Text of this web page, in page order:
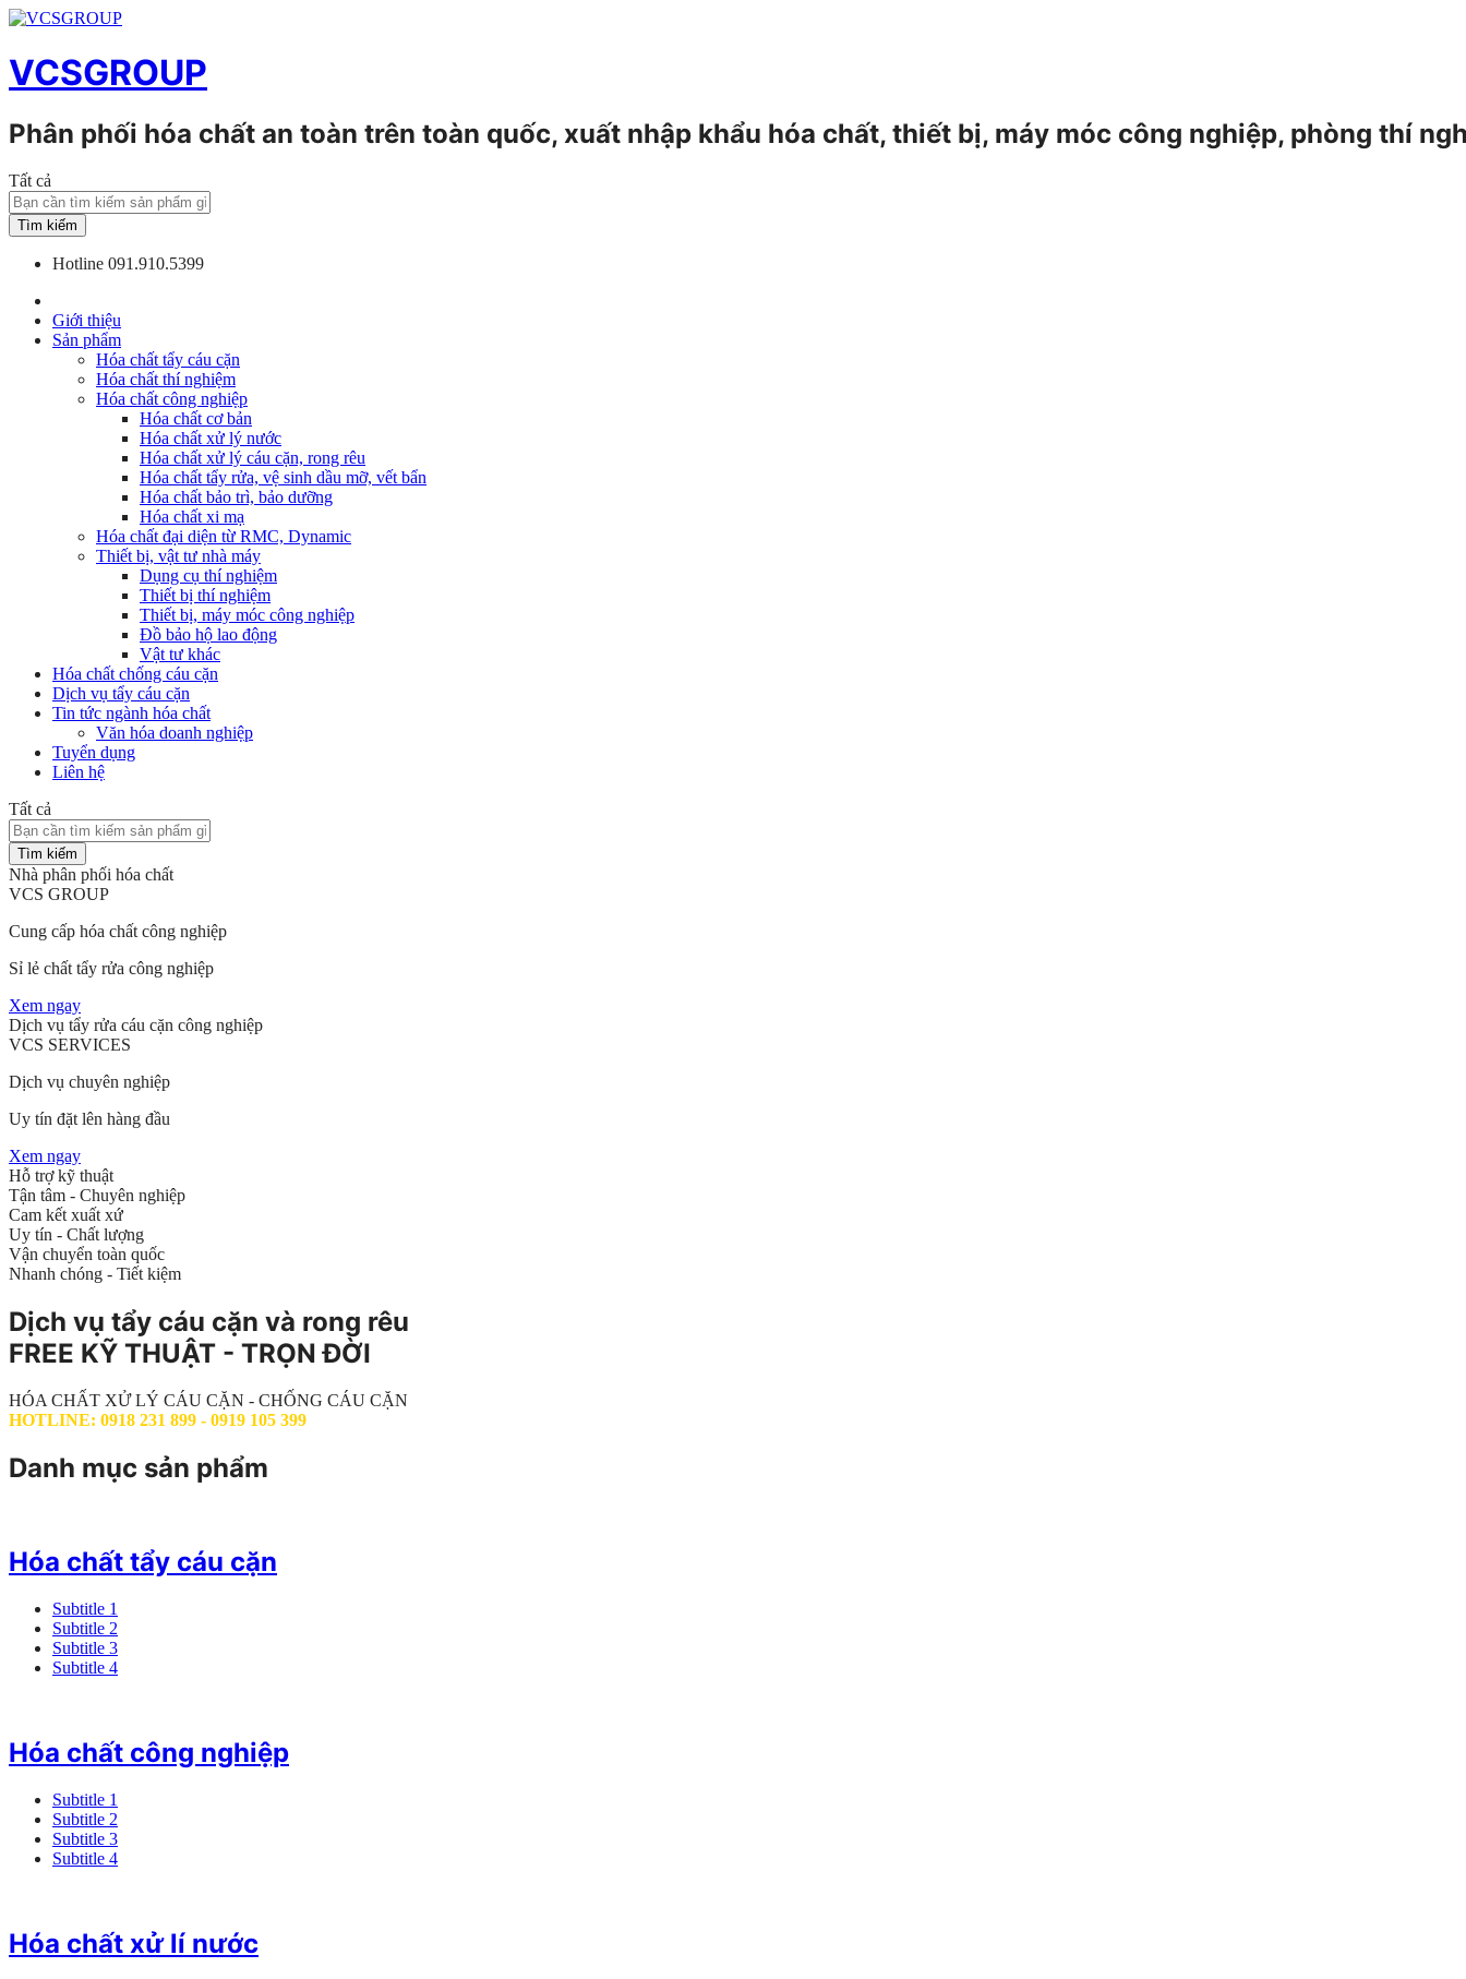
VCSGROUP
Phân phối hóa chất an toàn trên toàn quốc, xuất nhập khẩu hóa chất, thiết bị, máy móc công nghiệp, phòng thí
Tất cả
Tìm kiếm
Hotline 091.910.5399
Giới thiệu
Sản phẩm
Hóa chất tẩy cáu cặn
Hóa chất thí nghiệm
Hóa chất công nghiệp
Hóa chất cơ bản
Hóa chất xử lý nước
Hóa chất xử lý cáu cặn, rong rêu
Hóa chất tẩy rửa, vệ sinh dầu mỡ, vết bẩn
Hóa chất bảo trì, bảo dưỡng
Hóa chất xi mạ
Hóa chất đại diện từ RMC, Dynamic
Thiết bị, vật tư nhà máy
Dụng cụ thí nghiệm
Thiết bị thí nghiệm
Thiết bị, máy móc công nghiệp
Đồ bảo hộ lao động
Vật tư khác
Hóa chất chống cáu cặn
Dịch vụ tẩy cáu cặn
Tin tức ngành hóa chất
Văn hóa doanh nghiệp
Tuyển dụng
Liên hệ
Tất cả
Tìm kiếm
Nhà phân phối hóa chất
VCS GROUP
Cung cấp hóa chất công nghiệp
Sỉ lẻ chất tẩy rửa công nghiệp
Xem ngay
Dịch vụ tẩy rửa cáu cặn công nghiệp
VCS SERVICES
Dịch vụ chuyên nghiệp
Uy tín đặt lên hàng đầu
Xem ngay
Hỗ trợ kỹ thuật
Tận tâm - Chuyên nghiệp
Cam kết xuất xứ
Uy tín - Chất lượng
Vận chuyển toàn quốc
Nhanh chóng - Tiết kiệm
Dịch vụ tẩy cáu cặn và rong rêu
FREE KỸ THUẬT - TRỌN ĐỜI
HÓA CHẤT XỬ LÝ CÁU CẶN - CHỐNG CÁU CẶN
HOTLINE: 0918 231 899 - 0919 105 399
Danh mục sản phẩm
Hóa chất tẩy cáu cặn
Subtitle 1
Subtitle 2
Subtitle 3
Subtitle 4
Hóa chất công nghiệp
Subtitle 1
Subtitle 2
Subtitle 3
Subtitle 4
Hóa chất xử lí nước